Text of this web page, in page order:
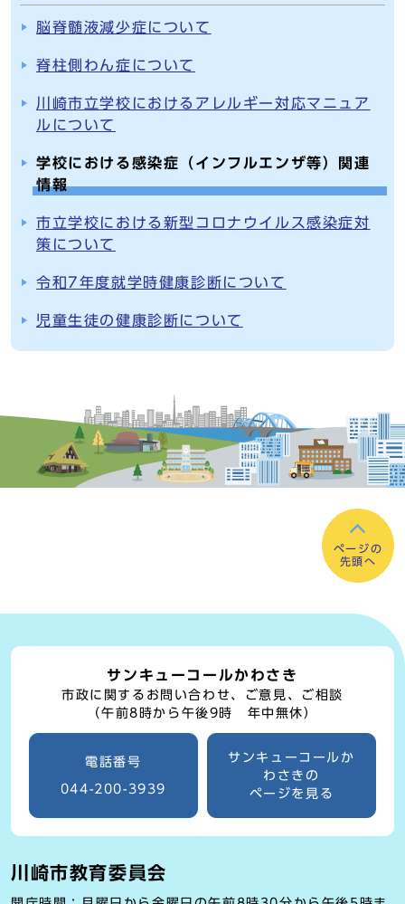
脳脊髄液減少症について
脊柱側わん症について
川崎市立学校におけるアレルギー対応マニュア
ルについて
学校における感染症（インフルエンザ等）関連
情報
市立学校における新型コロナウイルス感染症対
策について
令和7年度就学時健康診断について
児童生徒の健康診断について
ページの
先頭へ
サンキューコールかわさき
市政に関するお問い合わせ、ご意見、ご相談
（午前8時から午後9時 年中無休）
電話番号
044-200-3939
サンキューコールか
わさきの
ページを見る
川崎市教育委員会